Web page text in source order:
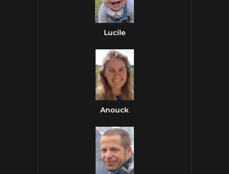
Lucile
Anouck